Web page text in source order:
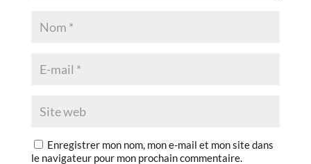
Enregistrer mon nom, mon e-mail et mon site dans
le navigateur pour mon prochain commentaire.